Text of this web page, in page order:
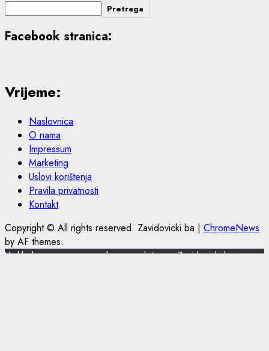
Pretraga
Facebook stranica:
Vrijeme:
Naslovnica
O nama
Impressum
Marketing
Uslovi korištenja
Pravila privatnosti
Kontakt
Copyright © All rights reserved. Zavidovicki.ba | ChromeNews
by AF themes.
U skladu s novom europskom regulativom, Zavidovicki.ba je